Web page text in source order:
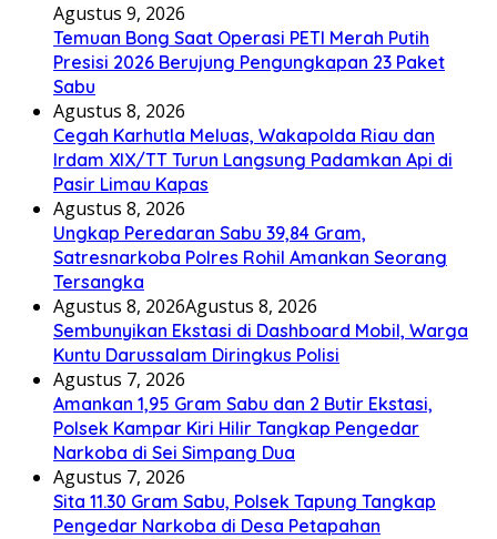
Agustus 9, 2026
Temuan Bong Saat Operasi PETI Merah Putih
Presisi 2026 Berujung Pengungkapan 23 Paket
Sabu
Agustus 8, 2026
Cegah Karhutla Meluas, Wakapolda Riau dan
Irdam XIX/TT Turun Langsung Padamkan Api di
Pasir Limau Kapas
Agustus 8, 2026
Ungkap Peredaran Sabu 39,84 Gram,
Satresnarkoba Polres Rohil Amankan Seorang
Tersangka
Agustus 8, 2026Agustus 8, 2026
Sembunyikan Ekstasi di Dashboard Mobil, Warga
Kuntu Darussalam Diringkus Polisi
Agustus 7, 2026
Amankan 1,95 Gram Sabu dan 2 Butir Ekstasi,
Polsek Kampar Kiri Hilir Tangkap Pengedar
Narkoba di Sei Simpang Dua
Agustus 7, 2026
Sita 11.30 Gram Sabu, Polsek Tapung Tangkap
Pengedar Narkoba di Desa Petapahan